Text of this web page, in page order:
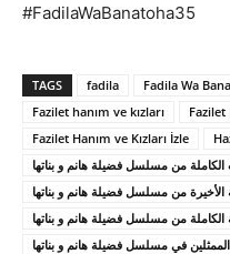
#FadilaWaBanatoha35
TAGS fadila
Fazilet hanım ve kızları
Fazilet
Fazilet Hanım ve Kızları İzle
الكاملة من مسلسل فضيلة هانم و بناتها
الأخيرة من مسلسل فضيلة هانم و بناتها
الكاملة من مسلسل فضيلة هانم و بناتها
الممثلين في مسلسل فضيلة هانم و بناتها